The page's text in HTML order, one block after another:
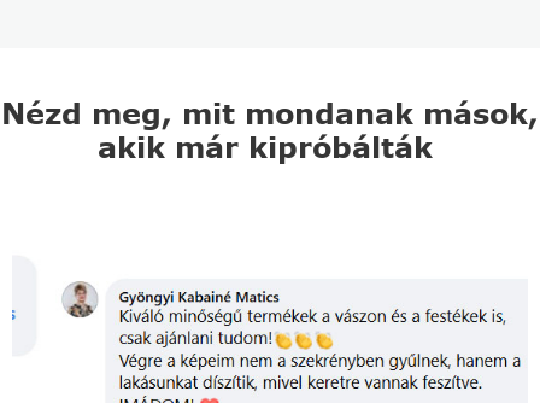
Nézd meg, mit mondanak mások,
akik már kipróbálták